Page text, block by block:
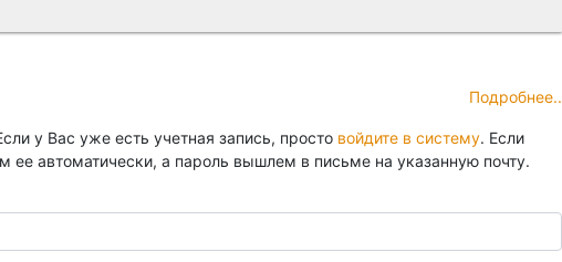
Подробнее..
зачисляются на внутрисистемный счет. Не
может взимать дополнительную комиссию за перевод
у Вас уже есть учетная запись, просто войдите в систему. Если
ее автоматически, а пароль вышлем в письме на указанную почту.